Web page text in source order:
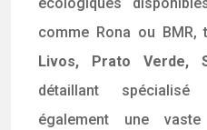
comme Rona ou BMR,
Livos, Prato Verde,
détaillant spécialisé
également une